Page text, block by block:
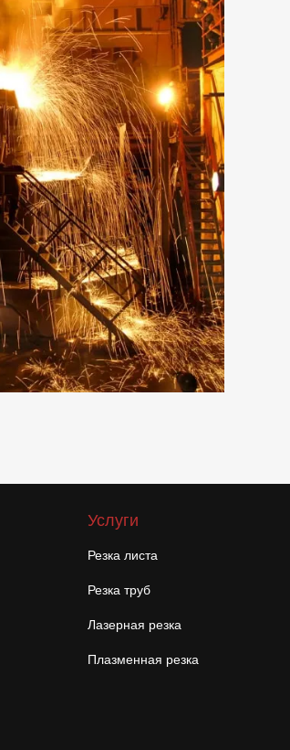
Услуги
Резка листа
Резка труб
Лазерная резка
Плазменная резка